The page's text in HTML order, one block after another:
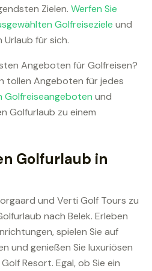
Zielen. Werfen Sie
Golfreiseziele und
für sich.
Angeboten für Golfreisen?
tollen Angeboten für jedes
Golfreiseangeboten und
Golfurlaub zu einem
Golfurlaub in
und Verti Golf Tours zu
nach Belek. Erleben
spielen Sie auf
und genießen Sie luxuriösen
Resort. Egal, ob Sie ein